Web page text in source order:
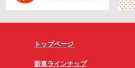
トップページ
新車ラインナップ